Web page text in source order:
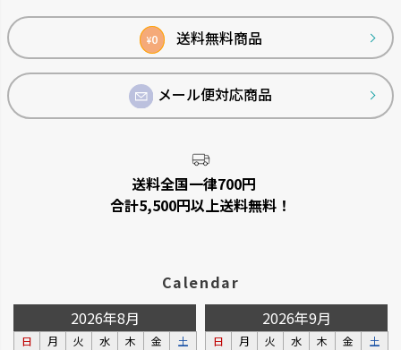
シンプルトーン
シンプルで機能的です。
バスカHA
浴室の壁面パネルとコーディネー
¥0 送料無料商品
メール便対応商品
送料全国一律700円
合計5,500円以上送料無料！
Calendar
2026年8月
日 月 火 水 木 金
土
2026年9月
日 月 火 水 木 金
土
ップ
へ